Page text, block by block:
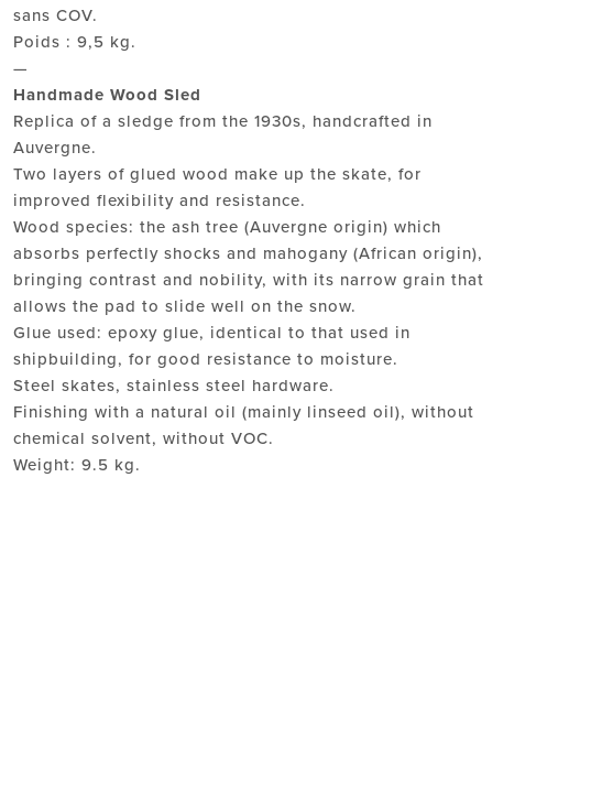
sans COV.
Poids : 9,5 kg.
—
Handmade Wood Sled
Replica of a sledge from the 1930s, handcrafted in
Auvergne.
Two layers of glued wood make up the skate, for
improved flexibility and resistance.
Wood species: the ash tree (Auvergne origin) which
absorbs perfectly shocks and mahogany (African origin),
bringing contrast and nobility, with its narrow grain that
allows the pad to slide well on the snow.
Glue used: epoxy glue, identical to that used in
shipbuilding, for good resistance to moisture.
Steel skates, stainless steel hardware.
Finishing with a natural oil (mainly linseed oil), without
chemical solvent, without VOC.
Weight: 9.5 kg.